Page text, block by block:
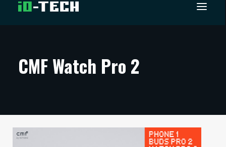
ARTIKKELIT
TECHBBS
TIETOA
CMF Watch Pro 2